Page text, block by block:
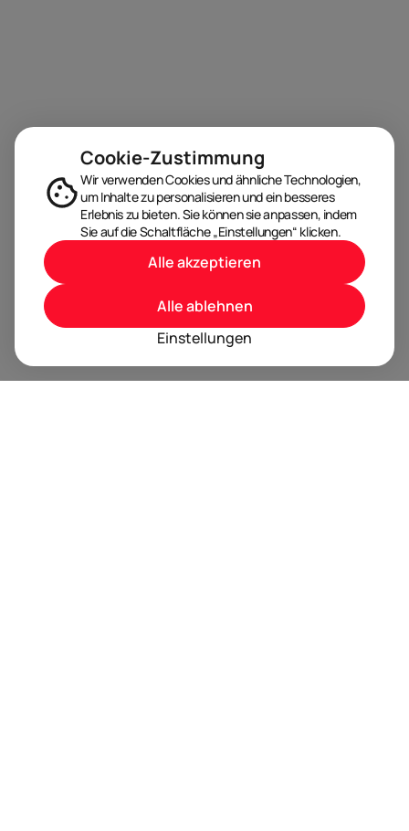
Cookie-Zustimmung
Wir verwenden Cookies und ähnliche Technologien,
um Inhalte zu personalisieren und ein besseres
Erlebnis zu bieten. Sie können sie anpassen, indem
Sie auf die Schaltfläche „Einstellungen“ klicken.
Einstellungen
Alle ablehnen
Alle akzeptieren